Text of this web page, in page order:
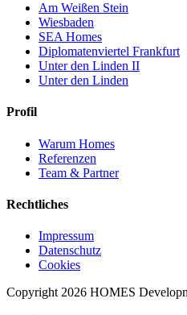
Am Weißen Stein
Wiesbaden
SEA Homes
Diplomatenviertel Frankfurt
Unter den Linden II
Unter den Linden
Profil
Warum Homes
Referenzen
Team & Partner
Rechtliches
Impressum
Datenschutz
Cookies
Copyright 2026 HOMES